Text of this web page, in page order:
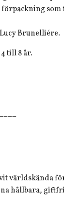
förpackning
Brunelliére.
till 8 år.
världskända
hållbara,